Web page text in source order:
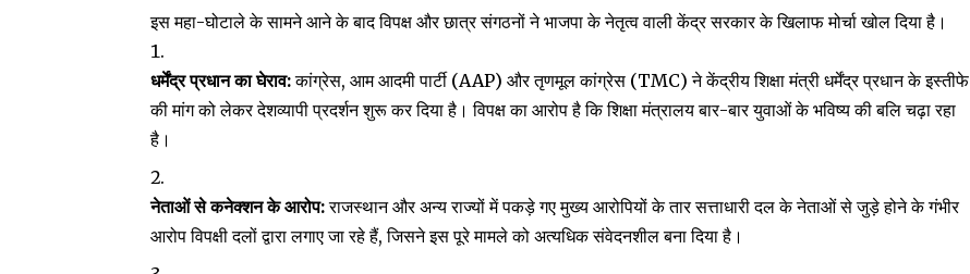
इस महा-घोटाले के सामने आने के बाद विपक्ष और छात्र संगठनों ने भाजपा के नेतृत्व वाली केंद्र सरकार के खिलाफ मोर्चा खोल दिया है।
धर्मेंद्र प्रधान का घेराव:कांग्रेस, आम आदमी पार्टी (AAP) और तृणमूल कांग्रेस (TMC) ने केंद्रीय शिक्षा मंत्री धर्मेंद्र प्रधान के इस्तीफे
की मांग को लेकर देशव्यापी प्रदर्शन शुरू कर दिया है। विपक्ष का आरोप है कि शिक्षा मंत्रालय बार-बार युवाओं के भविष्य की बलि चढ़ा रहा
है।
नेताओं से कनेक्शन के आरोप:राजस्थान और अन्य राज्यों में पकड़े गए मुख्य आरोपियों के तार सत्ताधारी दल के नेताओं से जुड़े होने के गंभीर
आरोप विपक्षी दलों द्वारा लगाए जा रहे हैं, जिसने इस पूरे मामले को अत्यधिक संवेदनशील बना दिया है।